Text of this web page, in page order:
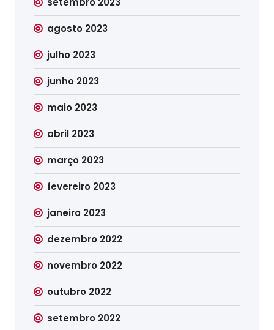
agosto 2023
julho 2023
junho 2023
maio 2023
abril 2023
março 2023
fevereiro 2023
janeiro 2023
dezembro 2022
novembro 2022
outubro 2022
setembro 2022